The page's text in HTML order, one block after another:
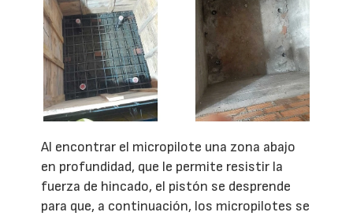
Al encontrar el micropilote una zona abajo
en profundidad, que le permite resistir la
fuerza de hincado, el pistón se desprende
para que, a continuación, los micropilotes se